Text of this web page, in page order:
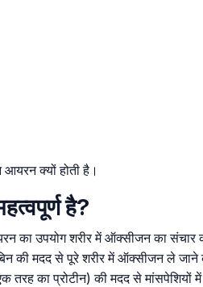
क्यों होती है।
है?
का उपयोग शरीर में ऑक्सीजन का संचार
की मदद से पूरे शरीर में ऑक्सीजन ले
तरह का प्रोटीन) की मदद से